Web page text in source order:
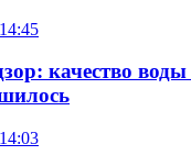
качество